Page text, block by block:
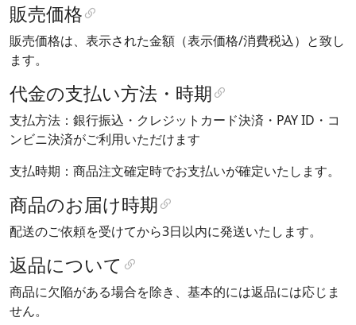
販売価格
販売価格は、表示された金額（表示価格/消費税込）と致し
ます。
代金の支払い方法・時期
支払方法：銀行振込・クレジットカード決済・PAY ID・コ
ンビニ決済がご利用いただけます
支払時期：商品注文確定時でお支払いが確定いたします。
商品のお届け時期
配送のご依頼を受けてから3日以内に発送いたします。
返品について
商品に欠陥がある場合を除き、基本的には返品には応じま
せん。